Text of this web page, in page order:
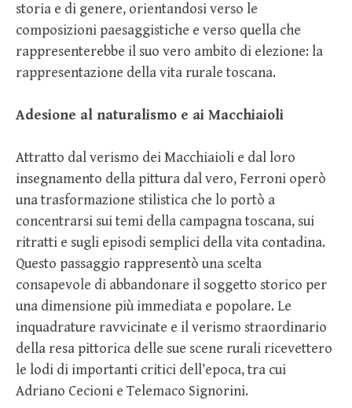
storia e di genere, orientandosi verso le
composizioni paesaggistiche e verso quella che
rappresenterebbe il suo vero ambito di elezione: la
rappresentazione della vita rurale toscana.
Adesione al naturalismo e ai Macchiaioli
Attratto dal verismo dei Macchiaioli e dal loro
insegnamento della pittura dal vero, Ferroni operò
una trasformazione stilistica che lo portò a
concentrarsi sui temi della campagna toscana, sui
ritratti e sugli episodi semplici della vita contadina.
Questo passaggio rappresentò una scelta
consapevole di abbandonare il soggetto storico per
una dimensione più immediata e popolare. Le
inquadrature ravvicinate e il verismo straordinario
della resa pittorica delle sue scene rurali ricevettero
le lodi di importanti critici dell’epoca, tra cui
Adriano Cecioni e Telemaco Signorini.